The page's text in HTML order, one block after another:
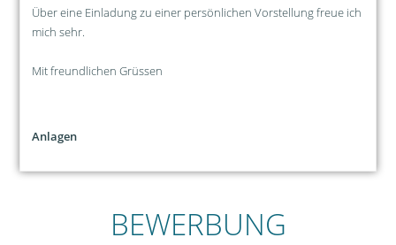
Über eine Einladung zu einer persönlichen Vorstellung freue ich
mich sehr.
Mit freundlichen Grüssen
Anlagen
BEWERBUNG